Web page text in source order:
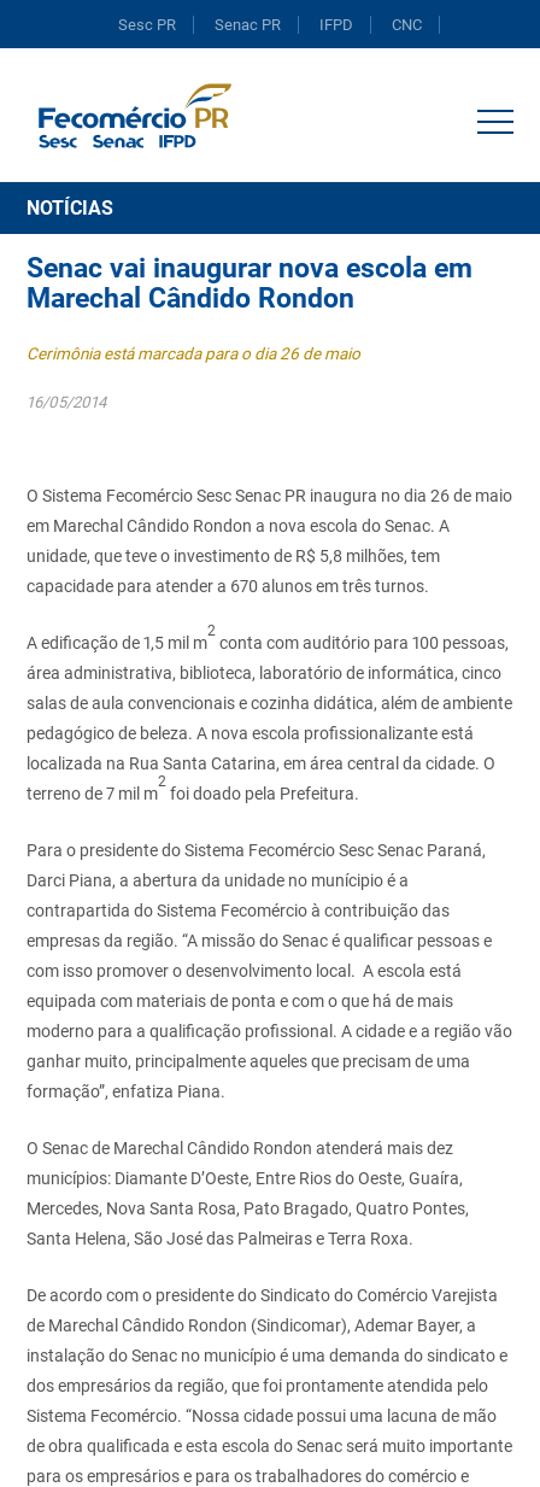
Sesc PR Senac PR IFPD CNC
NOTÍCIAS
Senac vai inaugurar nova escola em
Marechal Cândido Rondon
Cerimônia está marcada para o dia 26 de maio
16/05/2014
O Sistema Fecomércio Sesc Senac PR inaugura no dia 26 de maio
em Marechal Cândido Rondon a nova escola do Senac. A
unidade, que teve o investimento de R$ 5,8 milhões, tem
capacidade para atender a 670 alunos em três turnos.
A edificação de 1,5 mil m
2
conta com auditório para 100 pessoas,
área administrativa, biblioteca, laboratório de informática, cinco
salas de aula convencionais e cozinha didática, além de ambiente
pedagógico de beleza. A nova escola profissionalizante está
localizada na Rua Santa Catarina, em área central da cidade. O
terreno de 7 mil m
2
foi doado pela Prefeitura.
Para o presidente do Sistema Fecomércio Sesc Senac Paraná,
Darci Piana, a abertura da unidade no munícipio é a
contrapartida do Sistema Fecomércio à contribuição das
empresas da região. “A missão do Senac é qualificar pessoas e
com isso promover o desenvolvimento local. A escola está
equipada com materiais de ponta e com o que há de mais
moderno para a qualificação profissional. A cidade e a região vão
ganhar muito, principalmente aqueles que precisam de uma
formação”, enfatiza Piana.
O Senac de Marechal Cândido Rondon atenderá mais dez
municípios: Diamante D’Oeste, Entre Rios do Oeste, Guaíra,
Mercedes, Nova Santa Rosa, Pato Bragado, Quatro Pontes,
Santa Helena, São José das Palmeiras e Terra Roxa.
De acordo com o presidente do Sindicato do Comércio Varejista
de Marechal Cândido Rondon (Sindicomar), Ademar Bayer, a
instalação do Senac no município é uma demanda do sindicato e
dos empresários da região, que foi prontamente atendida pelo
Sistema Fecomércio. “Nossa cidade possui uma lacuna de mão
de obra qualificada e esta escola do Senac será muito importante
para os empresários e para os trabalhadores do comércio e